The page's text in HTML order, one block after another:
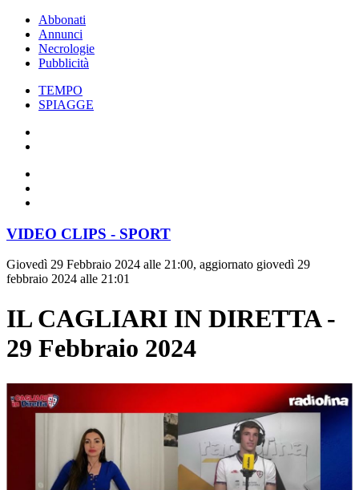
Abbonati
Annunci
Necrologie
Pubblicità
TEMPO
SPIAGGE
VIDEO CLIPS - SPORT
Giovedì 29 Febbraio 2024 alle 21:00, aggiornato giovedì 29
febbraio 2024 alle 21:01
IL CAGLIARI IN DIRETTA -
29 Febbraio 2024